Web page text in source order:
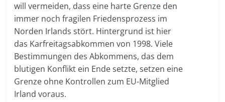
will vermeiden, dass eine harte Grenze den
immer noch fragilen Friedensprozess im
Norden Irlands stört. Hintergrund ist hier
das Karfreitagsabkommen von 1998. Viele
Bestimmungen des Abkommens, das dem
blutigen Konflikt ein Ende setzte, setzen eine
Grenze ohne Kontrollen zum EU-Mitglied
Irland voraus.